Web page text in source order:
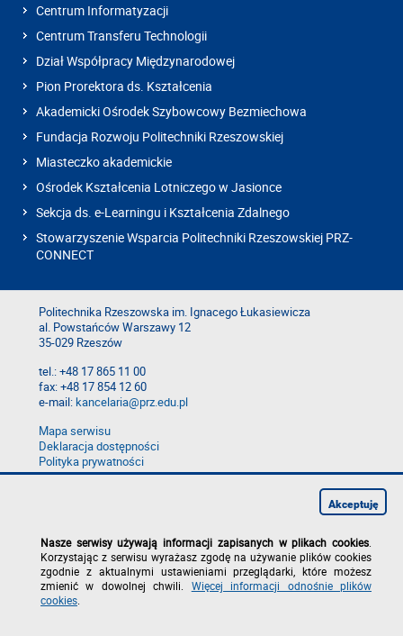
Centrum Informatyzacji
Centrum Transferu Technologii
Dział Współpracy Międzynarodowej
Pion Prorektora ds. Kształcenia
Akademicki Ośrodek Szybowcowy Bezmiechowa
Fundacja Rozwoju Politechniki Rzeszowskiej
Miasteczko akademickie
Ośrodek Kształcenia Lotniczego w Jasionce
Sekcja ds. e-Learningu i Kształcenia Zdalnego
Stowarzyszenie Wsparcia Politechniki Rzeszowskiej PRZ-
CONNECT
Politechnika Rzeszowska im. Ignacego Łukasiewicza
al. Powstańców Warszawy 12
35-029 Rzeszów
tel.: +48 17 865 11 00
fax: +48 17 854 12 60
e-mail:kancelaria@prz.edu.pl
Mapa serwisu
Deklaracja dostępności
Polityka prywatności
Zgłoś błąd na stronie
Nasze serwisy używają informacji zapisanych w plikach cookies
Korzystając z serwisu wyrażasz zgodę na używanie plików cookies
zgodnie z aktualnymi ustawieniami przeglądarki, które możesz
zmienić w dowolnej chwili. Więcej informacji odnośnie plików
cookies
Akceptuję